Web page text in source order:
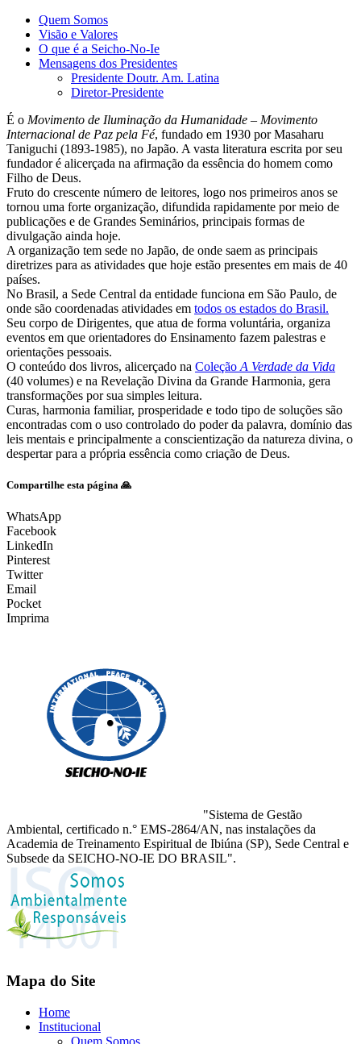
Quem Somos
Visão e Valores
O que é a Seicho-No-Ie
Mensagens dos Presidentes
Presidente Doutr. Am. Latina
Diretor-Presidente
É o Movimento de Iluminação da Humanidade – Movimento
Internacional de Paz pela Fé, fundado em 1930 por Masaharu
Taniguchi (1893-1985), no Japão. A vasta literatura escrita por seu
fundador é alicerçada na afirmação da essência do homem como
Filho de Deus.
Fruto do crescente número de leitores, logo nos primeiros anos se
tornou uma forte organização, difundida rapidamente por meio de
publicações e de Grandes Seminários, principais formas de
divulgação ainda hoje.
A organização tem sede no Japão, de onde saem as principais
diretrizes para as atividades que hoje estão presentes em mais de 40
países.
No Brasil, a Sede Central da entidade funciona em São Paulo, de
onde são coordenadas atividades em todos os estados do Brasil.
Seu corpo de Dirigentes, que atua de forma voluntária, organiza
eventos em que orientadores do Ensinamento fazem palestras e
orientações pessoais.
O conteúdo dos livros, alicerçado na Coleção A Verdade da Vida
(40 volumes) e na Revelação Divina da Grande Harmonia, gera
transformações por sua simples leitura.
Curas, harmonia familiar, prosperidade e todo tipo de soluções são
encontradas com o uso controlado do poder da palavra, domínio das
leis mentais e principalmente a conscientização da natureza divina, o
despertar para a própria essência como criação de Deus.
Compartilhe esta página 🙏
WhatsApp
Facebook
LinkedIn
Pinterest
Twitter
Email
Pocket
Imprima
"Sistema de Gestão
Ambiental, certificado n.° EMS-2864/AN, nas instalações da
Academia de Treinamento Espiritual de Ibiúna (SP), Sede Central e
Subsede da SEICHO-NO-IE DO BRASIL".
Mapa do Site
Home
Institucional
Quem Somos